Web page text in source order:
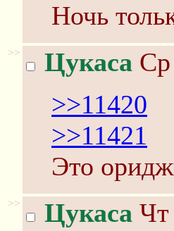
Ночь
>> Цукаса Ср
>>11420
>>11421
Это
>> Цукаса Чт